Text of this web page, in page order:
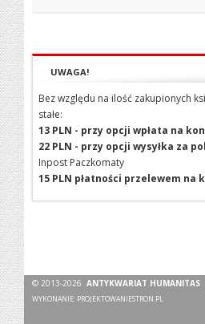
UWAGA!
Bez względu na ilość zakupionych
stałe:
13 PLN - przy opcji wpłata na
22 PLN - przy opcji wysyłka za
Inpost Paczkomaty
15 PLN płatności przelewem
© 2013-2026ANTYKWARIAT HUMANITAS
WYKONANIE: PROJEKTOWANIESTRON.PL